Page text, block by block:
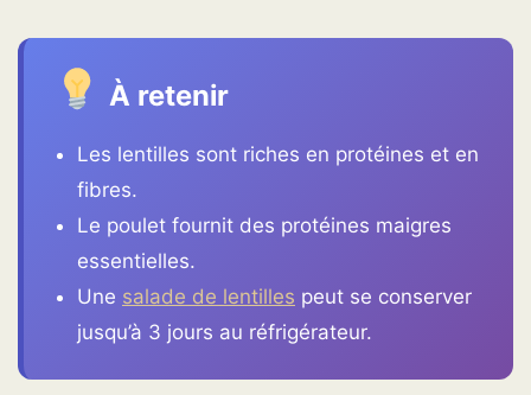
À retenir
Les lentilles sont riches en protéines et en
fibres.
Le poulet fournit des protéines maigres
essentielles.
Une salade de lentilles peut se conserver
jusqu’à 3 jours au réfrigérateur.